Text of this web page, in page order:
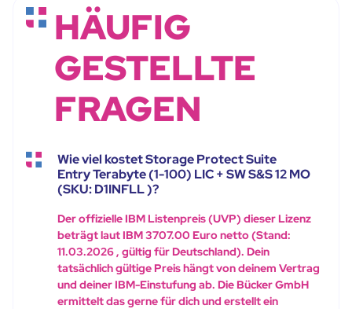
HÄUFIG
GESTELLTE
FRAGEN
Wie viel kostet Storage Protect Suite
Entry Terabyte (1-100) LIC + SW S&S 12 MO
(SKU: D1INFLL )?
Der offizielle IBM Listenpreis (UVP) dieser Lizenz
beträgt laut IBM 3707.00 Euro netto (Stand:
11.03.2026 , gültig für Deutschland). Dein
tatsächlich gültige Preis hängt von deinem Vertrag
und deiner IBM-Einstufung ab. Die Bücker GmbH
ermittelt das gerne für dich und erstellt ein